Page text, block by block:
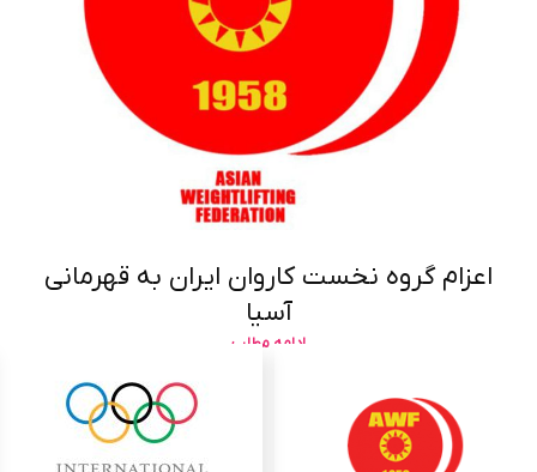
اعزام گروه نخست کاروان ایران به قهرمانی
آسیا
ادامه مطلب